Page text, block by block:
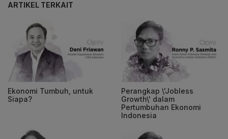
ARTIKEL TERKAIT
Ekonomi Tumbuh, untuk
Siapa?
Perangkap \'Jobless
Growth\' dalam
Pertumbuhan Ekonomi
Indonesia